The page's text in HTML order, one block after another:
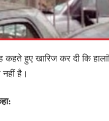
कहते हुए खारिज कर दी कि
है।